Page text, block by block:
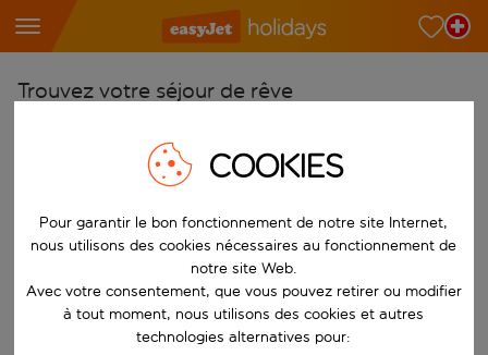
Trouvez votre séjour de rêve
Choisissez votre aéroport
Commencez à taper pour la saisie automatique. Lorsque les
Choisissez votre destination
Vers
Choisissez vos dates
Quand
COOKIES
Pour garantir le bon fonctionnement de notre site Internet,
nous utilisons des cookies nécessaires au fonctionnement de
notre site Web.
Avec votre consentement, que vous pouvez retirer ou modifier
à tout moment, nous utilisons des cookies et autres
technologies alternatives pour: